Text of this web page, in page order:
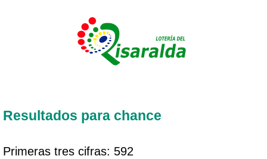
Resultados para chance
Primeras tres cifras: 592